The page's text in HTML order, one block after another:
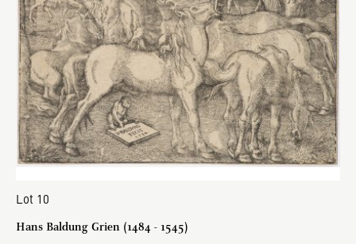
Lot 10
Hans Baldung Grien (1484 - 1545)